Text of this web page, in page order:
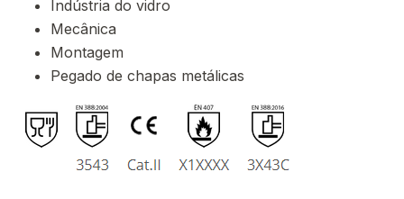
Indústria do vidro
Mecânica
Montagem
Pegado de chapas metálicas